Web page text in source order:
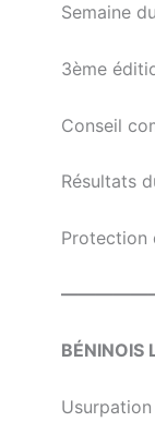
Semaine
3ème
Conseil
Résultats
Protection
BÉNINOIS